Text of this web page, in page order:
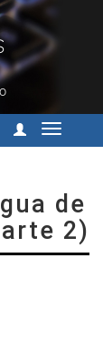
Cambiar
de
2)